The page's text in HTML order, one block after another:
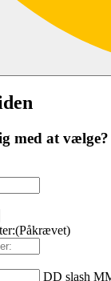
med at
(Påkrævet)
DD slash